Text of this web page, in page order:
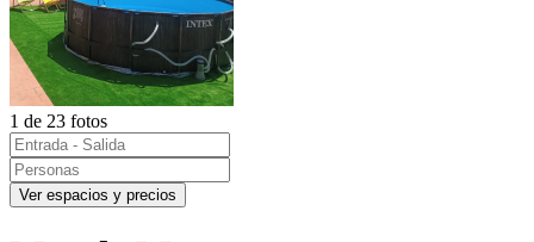
1 de 23 fotos
Ver espacios y precios